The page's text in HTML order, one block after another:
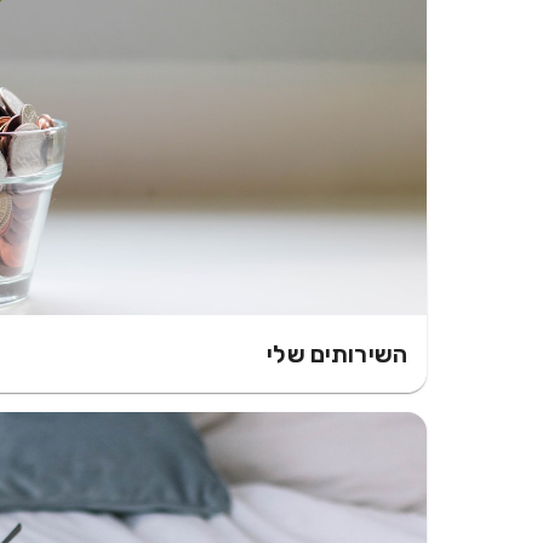
השירותים שלי